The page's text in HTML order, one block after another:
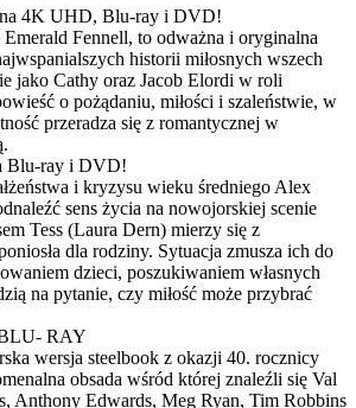
4K UHD, Blu-ray i DVD!
Fennell, to odważna i oryginalna
historii miłosnych wszech
jako Cathy oraz Jacob Elordi w roli
o pożądaniu, miłości i szaleństwie, w
przeradza się z romantycznej w
Blu-ray i DVD!
i kryzysu wieku średniego Alex
sens życia na nowojorskiej scenie
Tess (Laura Dern) mierzy się z
dla rodziny. Sytuacja zmusza ich do
dzieci, poszukiwaniem własnych
na pytanie, czy miłość może przybrać
RAY
wersja steelbook z okazji 40. rocznicy
obsada wśród której znaleźli się Val
Anthony Edwards, Meg Ryan, Tim Robbins